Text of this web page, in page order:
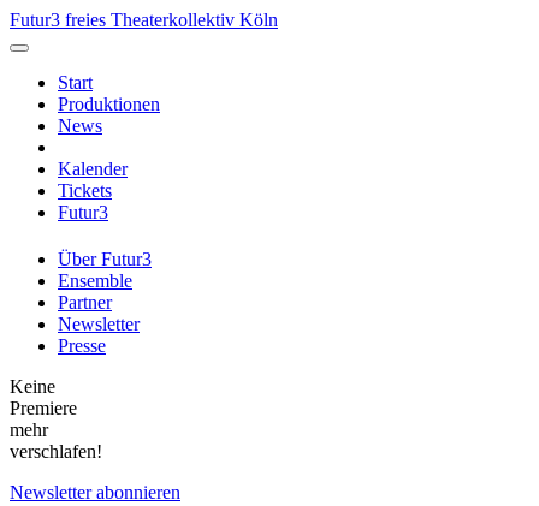
Futur3 freies Theaterkollektiv Köln
Start
Produktionen
News
Kalender
Tickets
Futur3
Über Futur3
Ensemble
Partner
Newsletter
Presse
Keine
Premiere
mehr
verschlafen!
Newsletter abonnieren